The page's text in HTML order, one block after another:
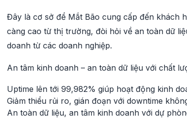
Đây là cơ sở để Mắt Bão cung cấp đến khách
càng cao từ thị trường, đòi hỏi về an toàn dữ
doanh từ các doanh nghiệp.
An tâm kinh doanh – an toàn dữ liệu với chất
Uptime lên tới 99,982% giúp hoạt động kinh
Giảm thiểu rủi ro, gián đoạn với downtime
An toàn dữ liệu, an tâm kinh doanh với dự